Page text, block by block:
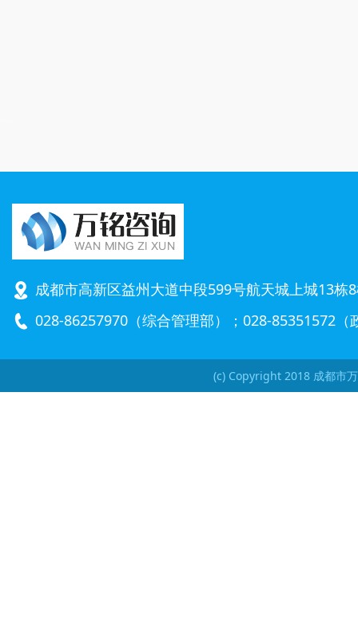
成都市高新区益州大道中段599号航天城上城13栋
028-86257970（综合管理部）；028-85351572（
(c) Copyright 2018 成都市